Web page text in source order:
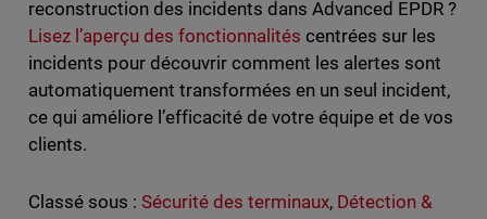
reconstruction des incidents dans Advanced EPDR ?
Lisez l’aperçu des fonctionnalitéscentrées sur les
incidents pour découvrir comment les alertes sont
automatiquement transformées en un seul incident,
ce qui améliore l’efficacité de votre équipe et de vos
clients.
Classé sous : Sécurité des terminaux, Détection &